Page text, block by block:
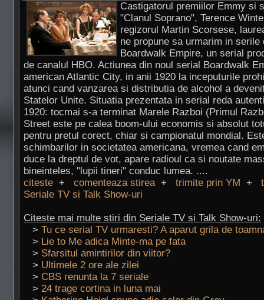
Castigatorul premiilor Emmy si
"Clanul Soprano", Terence
regizorul Martin Scorsese,
ne propune sa urmarim in serile
Boardwalk Empire, un serial
de canalul HBO. Actiunea din noul serial Boardwalk
american Atlantic City, in anii 1920 la inceputurile
atunci cand vanzarea si distributia de alcohol a
Statelor Unite. Situatia prezentata in serial reda
1920: tocmai s-a terminat Marele Razboi (Primul
Street este pe calea boom-ului economis si absolut
pentru pretul corect, chiar si campionatul mondial.
schimbarilor in societatea americana, vremea cand
duce la dreptul de vot, apare radioul ca si noutate
bineinteles, "lupii tineri" conduc lumea. ....
citeste + comenteaza stirea+ trimite prin YM +
Seriale TV si Talk Show-uri
Citeste mai multe stiri din Seriale TV si Talk Show-uri:
> Tu ce serial TV urmaresti? A aparut grila de
> Lie to Me adica Minte-ma pe fata
> Sfarsitul amintirilor din viitor?
> Ultimele 2 ore ale zilei
> CBS renunta la 7 seriale
> 24 trage cortina in luna mai